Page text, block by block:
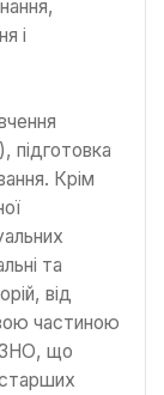
і
підготовка
Крім
та
від
частиною
ЗНО, що